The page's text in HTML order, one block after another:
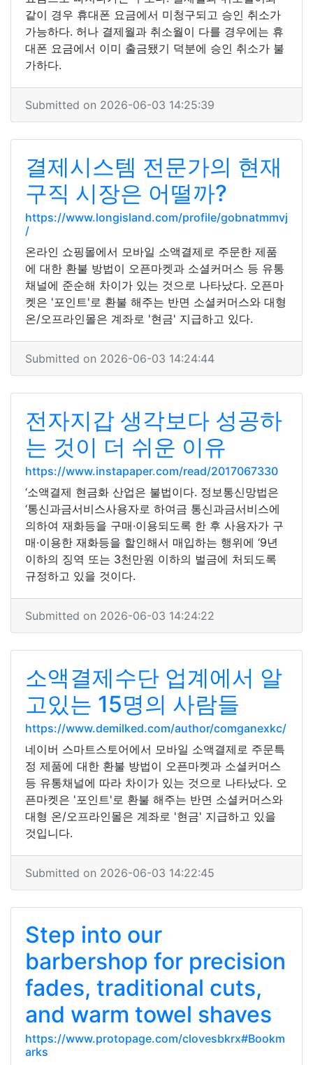
같이 경우 휴대폰 요금에서 미청구되고 승인 취소가
가능하다. 허나 결제월과 취소월이 다를 경우에는 휴
대폰 요금에서 이미 출금됐기 덕분에 승인 취소가 불
가하다.
Submitted on 2026-06-03 14:25:39
결제시스템 전문가의 현재
구직 시장은 어떨까?
https://www.longisland.com/profile/gobnatmmvj
/
온라인 쇼핑몰에서 모바일 소액결제로 주문한 제품
에 대한 환불 방법이 오픈마켓과 소셜커머스 등 유통
채널에 준순해 차이가 있는 것으로 나타났다. 오픈마
켓은 '포인트'로 환불 해주는 반면 소셜커머스와 대형
온/오프라인몰은 계좌로 '현금' 지급하고 있다.
Submitted on 2026-06-03 14:24:44
전자지갑 생각보다 성공하
는 것이 더 쉬운 이유
https://www.instapaper.com/read/2017067330
‘소액결제 현금화 산업은 불법이다. 정보통신망법은
‘통신과금서비스사용자로 하여금 통신과금서비스에
의하여 재화등을 구매·이용되도록 한 후 사용자가 구
매·이용한 재화등을 할인해서 매입하는 행위에 ‘9년
이하의 징역 또는 3천만원 이하의 벌금에 처되도록
규정하고 있을 것이다.
Submitted on 2026-06-03 14:24:22
소액결제수단 업계에서 알
고있는 15명의 사람들
https://www.demilked.com/author/comganexkc/
네이버 스마트스토어에서 모바일 소액결제로 주문특
정 제품에 대한 환불 방법이 오픈마켓과 소셜커머스
등 유통채널에 따라 차이가 있는 것으로 나타났다. 오
픈마켓은 '포인트'로 환불 해주는 반면 소셜커머스와
대형 온/오프라인몰은 계좌로 '현금' 지급하고 있을
것입니다.
Submitted on 2026-06-03 14:22:45
Step into our
barbershop for precision
fades, traditional cuts,
and warm towel shaves
https://www.protopage.com/clovesbkrx#Bookm
arks